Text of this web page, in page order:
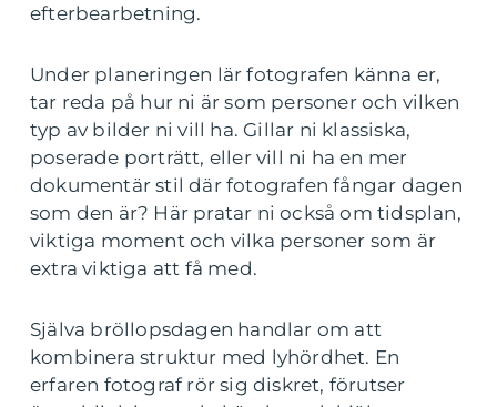
efterbearbetning.
Under planeringen lär fotografen känna er,
tar reda på hur ni är som personer och vilken
typ av bilder ni vill ha. Gillar ni klassiska,
poserade porträtt, eller vill ni ha en mer
dokumentär stil där fotografen fångar dagen
som den är? Här pratar ni också om tidsplan,
viktiga moment och vilka personer som är
extra viktiga att få med.
Själva bröllopsdagen handlar om att
kombinera struktur med lyhördhet. En
erfaren fotograf rör sig diskret, förutser